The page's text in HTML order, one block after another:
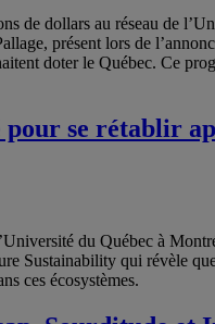
de dollars au réseau de
présent lors de
doter le Québec. Ce
se rétablir
du Québec à
Sustainability qui révèle
ces écosystèmes.